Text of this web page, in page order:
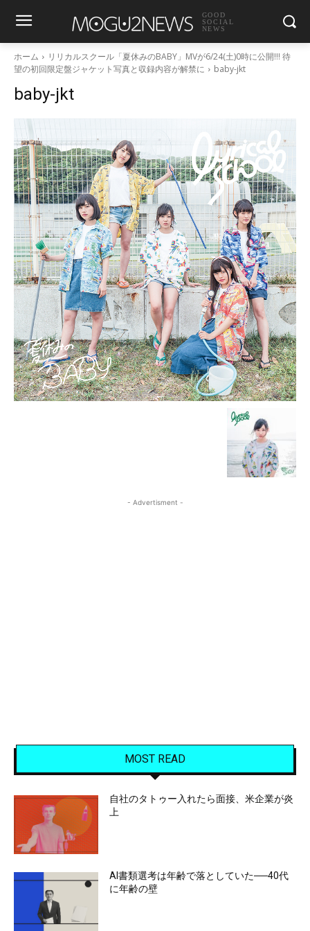
GOOD
SOCIAL
NEWS
ホーム
リリカルスクール「夏休みのBABY」MVが6/24(土)0時に公開!!! 待
望の初回限定盤ジャケット写真と収録内容が解禁に
baby-jkt
baby-jkt
- Advertisment -
MOST READ
自社のタトゥー入れたら面接、米企業が炎
上
AI書類選考は年齢で落としていた──40代
に年齢の壁